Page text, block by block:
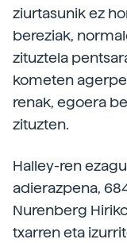
ziurtasunik ez
bereziak,
zituztela
kometen
renak, egoera
zituzten.
Halley-ren
adierazpena,
Nurenberg
txarren eta